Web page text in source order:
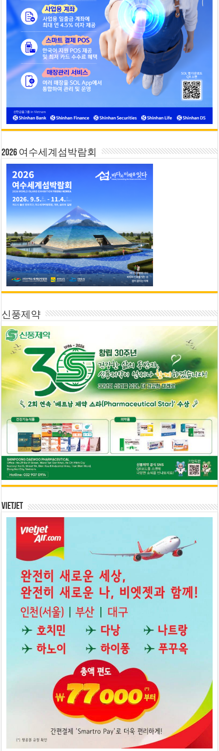
2026 여수세계섬박람회
신풍제약
Vietjet